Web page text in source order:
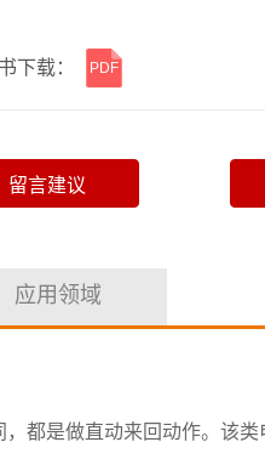
下载： PDF
应用领域
都是做直动来回动作。该